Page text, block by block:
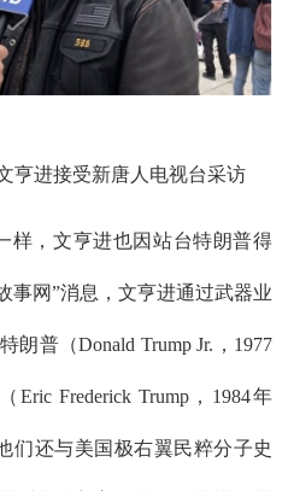
亨进接受新唐人电视台采访
样，文亨进也因站台特朗普得
事网”消息，文亨进通过武器业
朗普（Donald Trump Jr.，1977
Frederick Trump，1984年
们还与美国极右翼民粹分子史